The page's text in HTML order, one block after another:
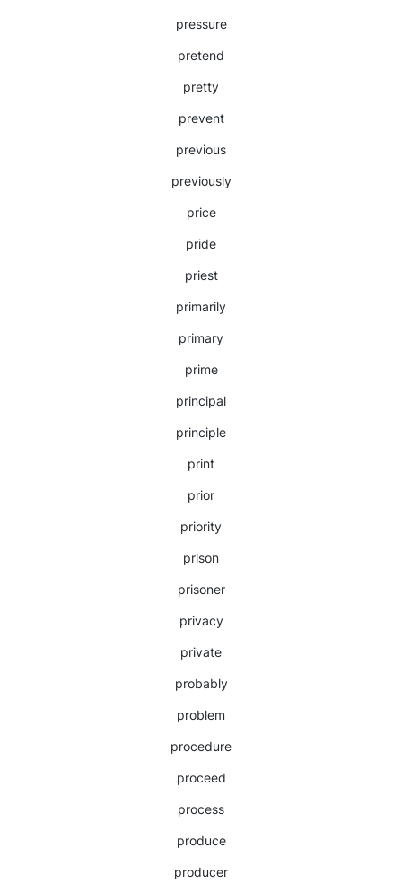
pressure
pretend
pretty
prevent
previous
previously
price
pride
priest
primarily
primary
prime
principal
principle
print
prior
priority
prison
prisoner
privacy
private
probably
problem
procedure
proceed
process
produce
producer